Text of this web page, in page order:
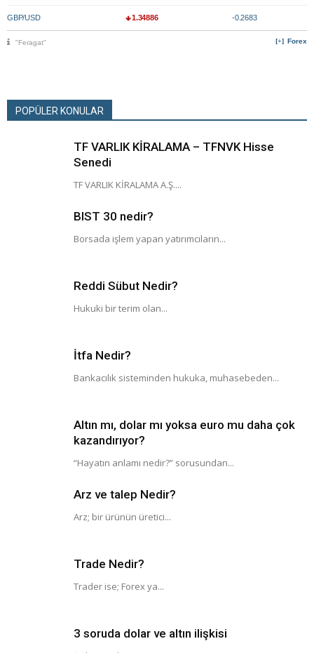
GBP/USD 1.34886 -0.2683
Forex
"Feragat"
POPÜLER KONULAR
TF VARLIK KİRALAMA – TFNVK Hisse
Senedi
TF VARLIK KİRALAMA A.Ş....
BIST 30 nedir?
Borsada işlem yapan yatırımcıların...
Reddi Sübut Nedir?
Hukuki bir terim olan...
İtfa Nedir?
Bankacılık sisteminden hukuka, muhasebeden...
Altın mı, dolar mı yoksa euro mu daha çok
kazandırıyor?
“Hayatın anlamı nedir?” sorusundan...
Arz ve talep Nedir?
Arz; bir ürünün üretici...
Trade Nedir?
Trader ise; Forex ya...
3 soruda dolar ve altın ilişkisi